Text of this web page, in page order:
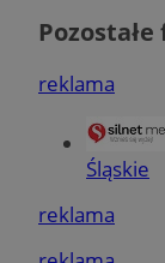
reklama
Śląskie
reklama